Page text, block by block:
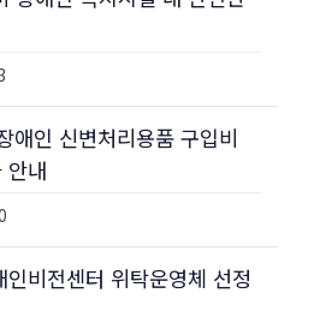
애인 신변처리용품 구입비
안내
비전센터 위탁운영체 선정